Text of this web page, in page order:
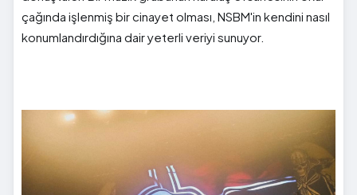
çağında işlenmiş bir cinayet olması, NSBM'in kendini nasıl
konumlandırdığına dair yeterli veriyi sunuyor.